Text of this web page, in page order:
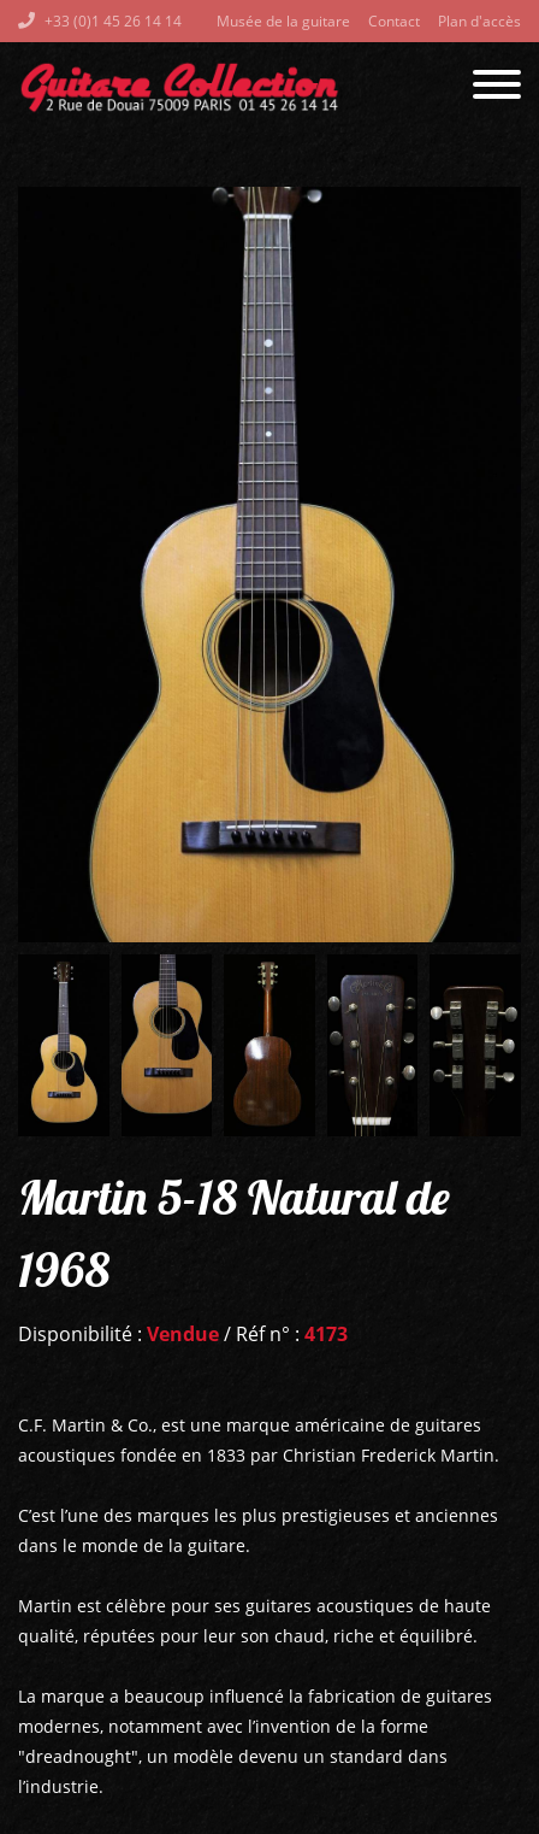
+33 (0)1 45 26 14 14 Musée de la guitare Contact Plan d'accès
Martin 5-18 Natural de
1968
Disponibilité : Vendue/ Réf n° : 4173
C.F. Martin & Co., est une marque américaine de guitares
acoustiques fondée en 1833 par Christian Frederick Martin.
C’est l’une des marques les plus prestigieuses et anciennes
dans le monde de la guitare.
Martin est célèbre pour ses guitares acoustiques de haute
qualité, réputées pour leur son chaud, riche et équilibré.
La marque a beaucoup influencé la fabrication de guitares
modernes, notamment avec l’invention de la forme
"dreadnought", un modèle devenu un standard dans
l’industrie.